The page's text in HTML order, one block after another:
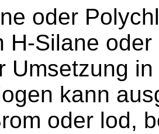
oder
H-Silane
Umsetzung
kann
oder lod,